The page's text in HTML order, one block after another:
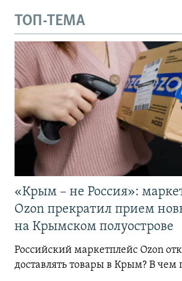
ТОП-ТЕМА
«Крым – не Россия»:
Ozon прекратил прием
на Крымском полуострове
Российский маркетплейс Ozon
доставлять товары в Крым? В чем